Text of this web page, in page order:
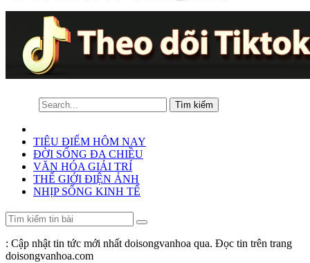
TIÊU ĐIỂM HÔM NAY
ĐỜI SỐNG ĐA CHIỀU
VĂN HÓA GIẢI TRÍ
THẾ GIỚI ĐIỆN ẢNH
NHỊP SỐNG KINH TẾ
: Cập nhật tin tức mới nhất doisongvanhoa qua. Đọc tin trên trang
doisongvanhoa.com